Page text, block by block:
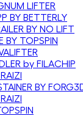
LIFTER
BY BETTERLY
BY NO LIFT
BY TOPSPIN
by FILACHIP
BY